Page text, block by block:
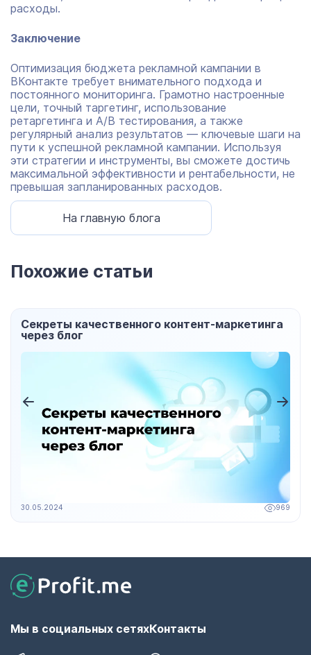
расходы.
Заключение
Оптимизация бюджета рекламной кампании в
ВКонтакте требует внимательного подхода и
постоянного мониторинга. Грамотно настроенные
цели, точный таргетинг, использование
ретаргетинга и A/B тестирования, а также
регулярный анализ результатов — ключевые шаги на
пути к успешной рекламной кампании. Используя
эти стратегии и инструменты, вы сможете достичь
максимальной эффективности и рентабельности, не
превышая запланированных расходов.
На главную блога
Похожие статьи
Секреты качественного контент-маркетинга
через блог
30.05.2024 969
Мы в социальных сетяхКонтакты